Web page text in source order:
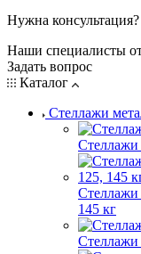
Нужна консультация?
Наши специалисты
Задать вопрос
Каталог
Стеллажи
Стеллажи
Стеллажи
145 кг
Стеллажи